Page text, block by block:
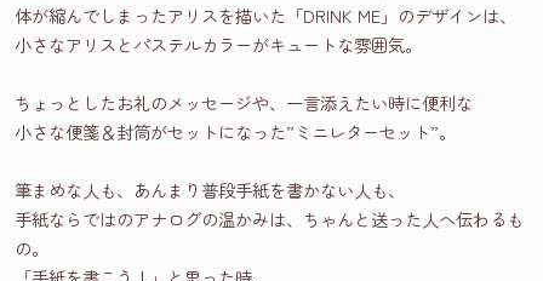
体が縮んでしまったアリスを描いた「DRINK ME」のデザインは、
小さなアリスとパステルカラーがキュートな雰囲気。
ちょっとしたお礼のメッセージや、一言添えたい時に便利な
小さな便箋＆封筒がセットになった”ミニレターセット”。
筆まめな人も、あんまり普段手紙を書かない人も、
手紙ならではのアナログの温かみは、ちゃんと送った人へ伝わるも
の。